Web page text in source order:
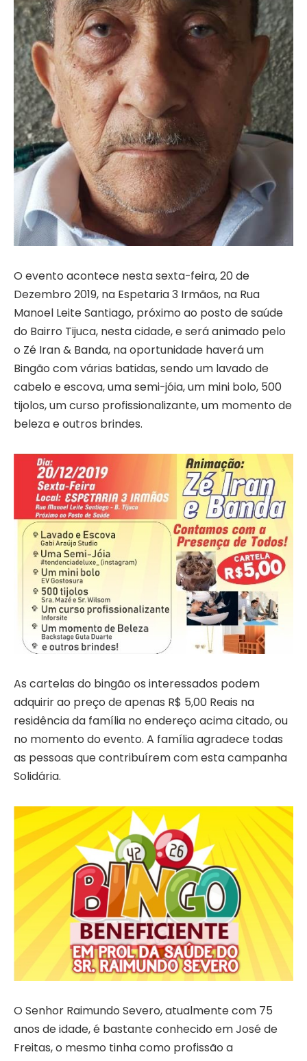
O evento acontece nesta sexta-feira, 20 de
Dezembro 2019, na Espetaria 3 Irmãos, na Rua
Manoel Leite Santiago, próximo ao posto de saúde
do Bairro Tijuca, nesta cidade, e será animado pelo
o Zé Iran & Banda, na oportunidade haverá um
Bingão com várias batidas, sendo um lavado de
cabelo e escova, uma semi-jóia, um mini bolo, 500
tijolos, um curso profissionalizante, um momento de
beleza e outros brindes.
As cartelas do bingão os interessados podem
adquirir ao preço de apenas R$ 5,00 Reais na
residência da família no endereço acima citado, ou
no momento do evento. A família agradece todas
as pessoas que contribuírem com esta campanha
Solidária.
O Senhor Raimundo Severo, atualmente com 75
anos de idade, é bastante conhecido em José de
Freitas, o mesmo tinha como profissão a